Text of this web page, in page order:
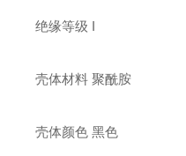
绝缘等级 I
壳体材料 聚酰胺
壳体颜色 黑色